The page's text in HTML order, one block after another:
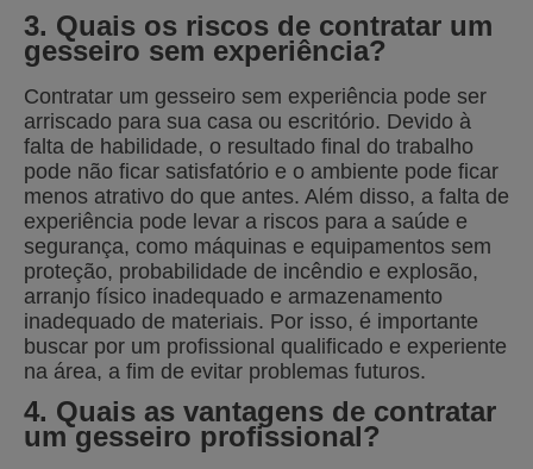
3. Quais os riscos de contratar um
gesseiro sem experiência?
Contratar um gesseiro sem experiência pode ser
arriscado para sua casa ou escritório. Devido à
falta de habilidade, o resultado final do trabalho
pode não ficar satisfatório e o ambiente pode ficar
menos atrativo do que antes. Além disso, a falta de
experiência pode levar a riscos para a saúde e
segurança, como máquinas e equipamentos sem
proteção, probabilidade de incêndio e explosão,
arranjo físico inadequado e armazenamento
inadequado de materiais. Por isso, é importante
buscar por um profissional qualificado e experiente
na área, a fim de evitar problemas futuros.
4. Quais as vantagens de contratar
um gesseiro profissional?